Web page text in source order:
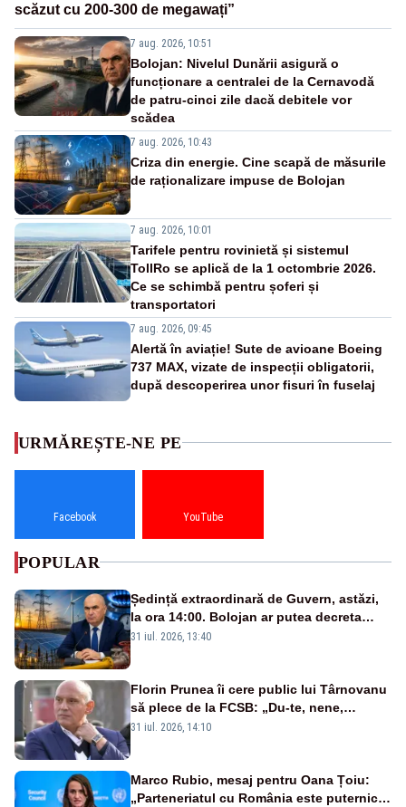
scăzut cu 200-300 de megawați”
7 aug. 2026, 10:51
Bolojan: Nivelul Dunării asigură o
funcționare a centralei de la Cernavodă
de patru-cinci zile dacă debitele vor
scădea
7 aug. 2026, 10:43
Criza din energie. Cine scapă de măsurile
de raționalizare impuse de Bolojan
7 aug. 2026, 10:01
Tarifele pentru rovinietă și sistemul
TollRo se aplică de la 1 octombrie 2026.
Ce se schimbă pentru șoferi și
transportatori
7 aug. 2026, 09:45
Alertă în aviație! Sute de avioane Boeing
737 MAX, vizate de inspecții obligatorii,
după descoperirea unor fisuri în fuselaj
URMĂREȘTE-NE PE
Facebook YouTube
POPULAR
Ședință extraordinară de Guvern, astăzi,
la ora 14:00. Bolojan ar putea decreta
stare de urgență energetică
31 iul. 2026, 13:40
Florin Prunea îi cere public lui Târnovanu
să plece de la FCSB: „Du-te, nene,
învârtindu-te!”
31 iul. 2026, 14:10
Marco Rubio, mesaj pentru Oana Țoiu:
„Parteneriatul cu România este puternic